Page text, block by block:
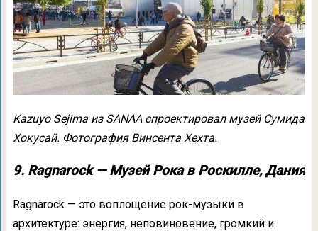
Kazuyo Sejima из SANAA спроектировал музей Сумида
Хокусай. Фотография Винсента Хехта.
9. Ragnarock — Музей Рока в Роскилле, Дания
Ragnarock — это воплощение рок-музыки в
архитектуре: энергия, неповиновение, громкий и